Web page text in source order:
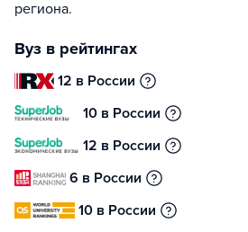
региона.
Вуз в рейтингах
12 в России
10 в России
12 в России
6 в России
10 в России